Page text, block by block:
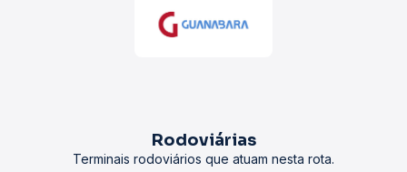
Rodoviárias
Terminais rodoviários que atuam nesta rota.